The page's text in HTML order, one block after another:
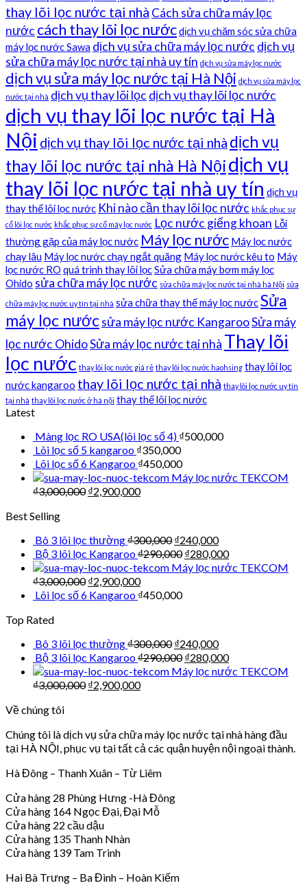
thay lõi lọc nước tại nhà Cách sửa chữa máy lọc
nước cách thay lõi lọc nướcdịch vụ chăm sóc sửa chữa
máy lọc nước Sawa dịch vụ sửa chữa máy lọc nước dịch vụ
sửa chữa máy lọc nước tại nhà uy tín dịch vụ sửa máy lọc nước
dịch vụ sửa máy lọc nước tại Hà Nội dịch vụ sửa máy lọc
nước tại nhà dịch vụ thay lõi lọc dịch vụ thay lõi lọc nước
dịch vụ thay lõi lọc nước tại Hà
Nội dịch vụ thay lõi lọc nước tại nhà dịch vụ
thay lõi lọc nước tại nhà Hà Nộidịch vụ
thay lõi lọc nước tại nhà uy tín dịch vụ
thay thế lõi lọc nước Khi nào cần thay lõi lọc nước khắc phục sự
cố lõi lọc nước khắc phục sự cố máy lọc nước Lọc nước giếng khoan Lỗi
thường gặp của máy lọc nước Máy lọc nước Máy lọc nước
chạy lâu Máy lọc nước chạy ngắt quãng Máy lọc nước kêu to Máy
lọc nước RO quá trình thay lõi lọcSửa chữa máy bơm máy lọc
Ohido sửa chữa máy lọc nước sửa chữa máy lọc nước tại nhà hà Nội sửa
chữa máy lọc nước uy tín tại nhà sửa chữa thay thế máy lọc nướcSửa
máy lọc nướcsửa máy lọc nước KangarooSửa máy
lọc nước OhidoSửa máy lọc nước tại nhà Thay lõi
lọc nước thay lõi lọc nước giá rẻ thay lõi lọc nước haohsing thay lõi lọc
nước kangaroo thay lõi lọc nước tại nhà thay lõi lọc nước uy tín
tại nhà thay lõi lọc nước ở hà nội thay thế lõi lọc nước
Latest
Màng lọc RO USA(lõi lọc số 4) ₫500,000
Lõi lọc số 5 kangaroo ₫350,000
Lõi lọc số 6 Kangaroo ₫450,000
Máy lọc nước TEKCOM
₫3,000,000 ₫2,900,000
Best Selling
Bô 3 lõi lọc thường₫300,000 ₫240,000
Bộ 3 lõi lọc Kangaroo₫290,000 ₫280,000
Máy lọc nước TEKCOM
₫3,000,000 ₫2,900,000
Lõi lọc số 6 Kangaroo ₫450,000
Top Rated
Bô 3 lõi lọc thường₫300,000 ₫240,000
Bộ 3 lõi lọc Kangaroo₫290,000 ₫280,000
Máy lọc nước TEKCOM
₫3,000,000 ₫2,900,000
Về chúng tôi
Chúng tôi là dịch vụ sửa chữa máy lọc nước tại nhà hàng đầu
tại HÀ NỘI, phục vụ tại tất cả các quận huyện nội ngoại thành.
Hà Đông – Thanh Xuân – Từ Liêm
Cửa hàng 28 Phùng Hưng -Hà Đông
Cửa hàng 164 Ngọc Đại, Đại Mỗ
Cửa hàng 22 cầu dậu
Cửa hàng 135 Thanh Nhàn
Cửa hàng 139 Tam Trinh
Hai Bà Trưng – Ba Đình – Hoàn Kiếm